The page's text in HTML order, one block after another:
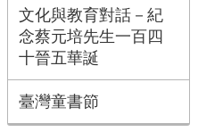
文化與教育對話－紀
念蔡元培先生一百四
十晉五華誕
臺灣童書節